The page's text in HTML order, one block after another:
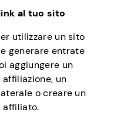
al tuo sito
utilizzare un sito
generare entrate
aggiungere un
un
o creare un
affiliato.